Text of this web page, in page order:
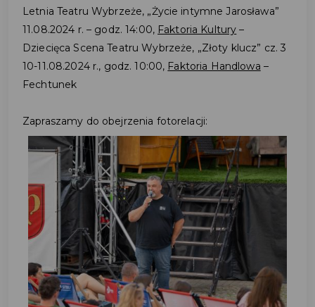
Letnia Teatru Wybrzeże, „Życie intymne Jarosława”
11.08.2024 r. – godz. 14:00, Faktoria Kultury –
Dziecięca Scena Teatru Wybrzeże, „Złoty klucz” cz. 3
10-11.08.2024 r., godz. 10:00, Faktoria Handlowa –
Fechtunek
Zapraszamy do obejrzenia fotorelacji: